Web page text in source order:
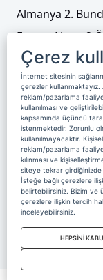
Almanya 2.
Fransa Ligue 2
Tenis
Video Liste
Foto Galeriler
Üyelik Yayın
Künye ve
Çerez Yönetimi
Nereden İzlerim
Copyright 2020
sayılırsınız.
Çerez
İnternet sitesinin
çerezler kullanmaktayız.
reklam/pazarlama
kullanılması ve
kapsamında üçüncü
istenmektedir. Zorunlu
kullanılmayacaktır.
reklam/pazarlama
kılınması ve
siteye tekrar girdiğinizde
İsteğe bağlı çerezlere
belirtebilirsiniz. Bizim ve
çerezlere ilişkin tercih
inceleyebilirsiniz.
HEPSİNİ